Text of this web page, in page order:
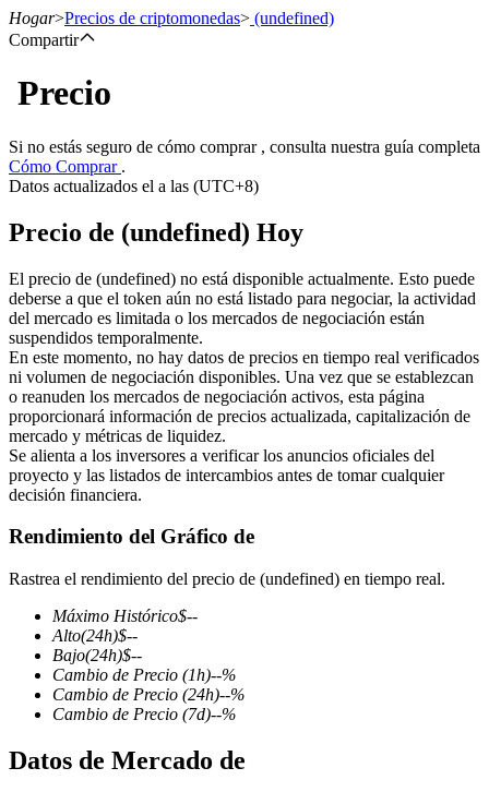
Futuros
Futuros del USDT
Futuros que utilizan USDT como garantía
Futuros COIN-M
Futuros de criptomonedas
TradFi
primas
Hogar>Precios de criptomonedas> (undefined)
Compartir
Precio
Si no estás seguro de cómo comprar , consulta nuestra guía completa
Cómo Comprar .
Datos actualizados el a las (UTC+8)
Precio de (undefined) Hoy
El precio de (undefined) no está disponible actualmente. Esto puede
deberse a que el token aún no está listado para negociar, la actividad
del mercado es limitada o los mercados de negociación están
suspendidos temporalmente.
En este momento, no hay datos de precios en tiempo real verificados
ni volumen de negociación disponibles. Una vez que se establezcan
o reanuden los mercados de negociación activos, esta página
proporcionará información de precios actualizada, capitalización de
mercado y métricas de liquidez.
Se alienta a los inversores a verificar los anuncios oficiales del
proyecto y las listados de intercambios antes de tomar cualquier
decisión financiera.
Rendimiento del Gráfico de
Rastrea el rendimiento del precio de (undefined) en tiempo real.
Máximo Histórico$--
Alto(24h)$--
Bajo(24h)$--
Cambio de Precio (1h)--%
Cambio de Precio (24h)--%
Cambio de Precio (7d)--%
Datos de Mercado de